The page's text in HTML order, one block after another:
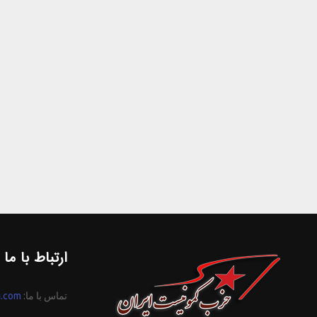
ارتباط با ما
تماس با ما: